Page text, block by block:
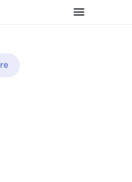
Comparer les mutuelles